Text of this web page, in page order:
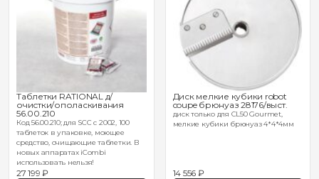
Таблетки RATIONAL д/
очистки/ополаскивания
56.00.210
Код 56.00.210; для SCC с 2002, 100
таблеток в упаковке, моющее
средство, очищающие таблетки. В
новых аппаратах iCombi
использовать нельзя!
27 199 ₽
Диск мелкие кубики robot
coupe брюнуаз 28176/выст.
диск только для CL50 Gourmet,
мелкие кубики брюнуаз 4*4*4мм
14 556 ₽